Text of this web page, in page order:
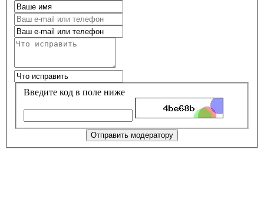
Введите код в поле ниже
Отправить модератору